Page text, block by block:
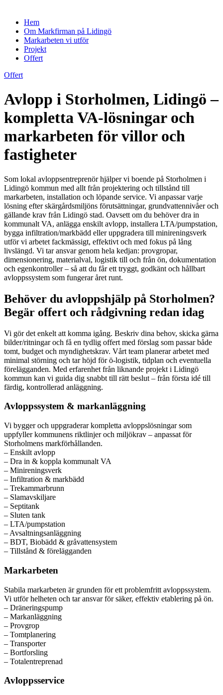
Hem
Om Markfirman på Lidingö
Markarbeten vi utför
Projekt
Offert
Offert
Avlopp i Storholmen, Lidingö –
kompletta VA-lösningar och
markarbeten för villor och
fastigheter
Som lokal avloppsentreprenör hjälper vi boende på Storholmen i
Lidingö kommun med allt från projektering och tillstånd till
markarbeten, installation och löpande service. Vi anpassar varje
lösning efter skärgårdsmiljöns förutsättningar, grundvattennivåer och
gällande krav från Lidingö stad. Oavsett om du behöver dra in
kommunalt VA, anlägga enskilt avlopp, installera LTA/pumpstation,
bygga infiltration/markbädd eller uppgradera till minireningsverk
utför vi arbetet fackmässigt, effektivt och med fokus på lång
livslängd. Vi tar ansvar genom hela kedjan: provgropar,
dimensionering, materialval, logistik till och från ön, dokumentation
och egenkontroller – så att du får ett tryggt, godkänt och hållbart
avloppssystem som fungerar året runt.
Behöver du avloppshjälp på Storholmen?
Begär offert och rådgivning redan idag
Vi gör det enkelt att komma igång. Beskriv dina behov, skicka gärna
bilder/ritningar och få en tydlig offert med förslag som passar både
tomt, budget och myndighetskrav. Vårt team planerar arbetet med
minimal störning och tar höjd för ö-logistik, tidplan och eventuella
förelägganden. Med erfarenhet från liknande projekt i Lidingö
kommun kan vi guida dig snabbt till rätt beslut – från första idé till
färdig, kontrollerad anläggning.
Avloppssystem & markanläggning
Vi bygger och uppgraderar kompletta avloppslösningar som
uppfyller kommunens riktlinjer och miljökrav – anpassat för
Storholmens markförhållanden.
– Enskilt avlopp
– Dra in & koppla kommunalt VA
– Minireningsverk
– Infiltration & markbädd
– Trekammarbrunn
– Slamavskiljare
– Septitank
– Sluten tank
– LTA/pumpstation
– Avsaltningsanläggning
– BDT, Biobädd & gråvattensystem
– Tillstånd & förelägganden
Markarbeten
Stabila markarbeten är grunden för ett problemfritt avloppssystem.
Vi utför helheten och tar ansvar för säker, effektiv etablering på ön.
– Dräneringspump
– Markanläggning
– Provgrop
– Tomtplanering
– Transporter
– Bortforsling
– Totalentreprenad
Avloppsservice